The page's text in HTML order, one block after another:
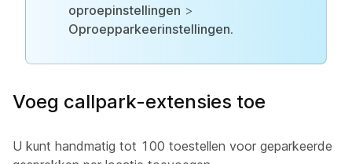
oproepinstellingen >
Oproepparkeerinstellingen.
Voeg callpark-extensies toe
U kunt handmatig tot 100 toestellen voor geparkeerde